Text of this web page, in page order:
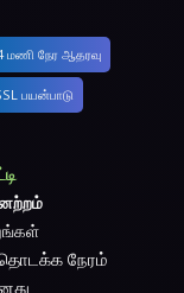
மணி நேர ஆதரவு
பயன்பாடு
தொடக்க நேரம்